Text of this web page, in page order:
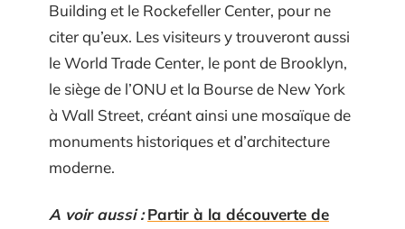
Building et le Rockefeller Center, pour ne
citer qu’eux. Les visiteurs y trouveront aussi
le World Trade Center, le pont de Brooklyn,
le siège de l’ONU et la Bourse de New York
à Wall Street, créant ainsi une mosaïque de
monuments historiques et d’architecture
moderne.
A voir aussi : Partir à la découverte de